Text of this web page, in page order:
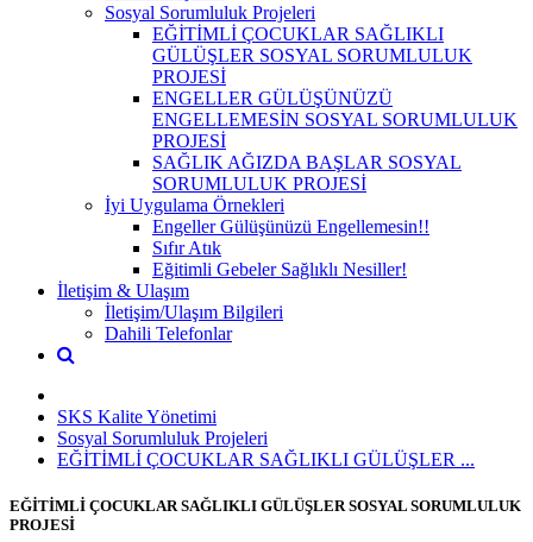
Sosyal Sorumluluk Projeleri
EĞİTİMLİ ÇOCUKLAR SAĞLIKLI
GÜLÜŞLER SOSYAL SORUMLULUK
PROJESİ
ENGELLER GÜLÜŞÜNÜZÜ
ENGELLEMESİN SOSYAL SORUMLULUK
PROJESİ
SAĞLIK AĞIZDA BAŞLAR SOSYAL
SORUMLULUK PROJESİ
İyi Uygulama Örnekleri
Engeller Gülüşünüzü Engellemesin!!
Sıfır Atık
Eğitimli Gebeler Sağlıklı Nesiller!
İletişim & Ulaşım
İletişim/Ulaşım Bilgileri
Dahili Telefonlar
SKS Kalite Yönetimi
Sosyal Sorumluluk Projeleri
EĞİTİMLİ ÇOCUKLAR SAĞLIKLI GÜLÜŞLER ...
EĞİTİMLİ ÇOCUKLAR SAĞLIKLI GÜLÜŞLER SOSYAL SORUMLULUK
PROJESİ